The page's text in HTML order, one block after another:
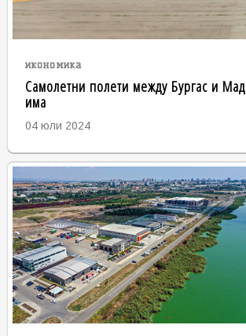
икономика
Самолетни полети между Бургас и
има
04 юли 2024